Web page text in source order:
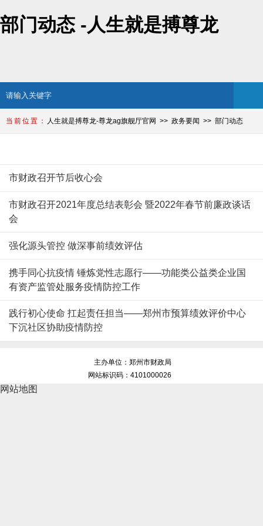
部门动态 -人生就是搏尊龙
人生就是搏尊龙-尊龙ag旗舰厅官网 政务要闻 部门动态
市财政召开节后收心会
市财政召开2021年度总结表彰会 暨2022年春节前廉政谈话
会
强化源头管控 做深事前绩效评估
携手同心抗疫情 锤炼党性志愿行——功能类公益类企业国
有资产监管处服务疫情防控工作
践行初心使命 扛起责任担当——郑州市预算绩效评价中心
下沉社区协助疫情防控
主办单位：郑州市财政局
网站标识码：4101000026
网站地图